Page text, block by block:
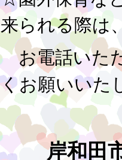
来られる際は
お電話いた
くお願いいた
岸和田市